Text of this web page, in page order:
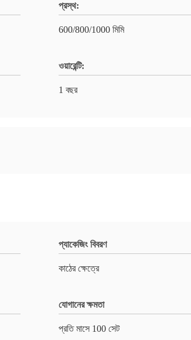
প্রস্থ:
600/800/1000 মিমি
ওয়ারেন্টি:
1 বছর
প্যাকেজিং বিবরণ
কাঠের ক্ষেত্রে
যোগানের ক্ষমতা
প্রতি মাসে 100 সেট